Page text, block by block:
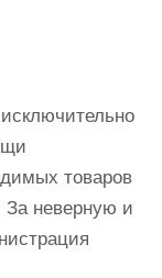
товаров
За неверную и